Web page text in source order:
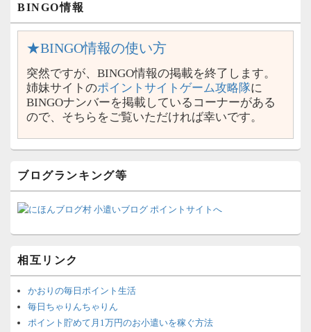
BINGO情報
★BINGO情報の使い方
突然ですが、BINGO情報の掲載を終了します。
姉妹サイトのポイントサイトゲーム攻略隊に
BINGOナンバーを掲載しているコーナーがある
ので、そちらをご覧いただければ幸いです。
ブログランキング等
相互リンク
かおりの毎日ポイント生活
毎日ちゃりんちゃりん
ポイント貯めて月1万円のお小遣いを稼ぐ方法